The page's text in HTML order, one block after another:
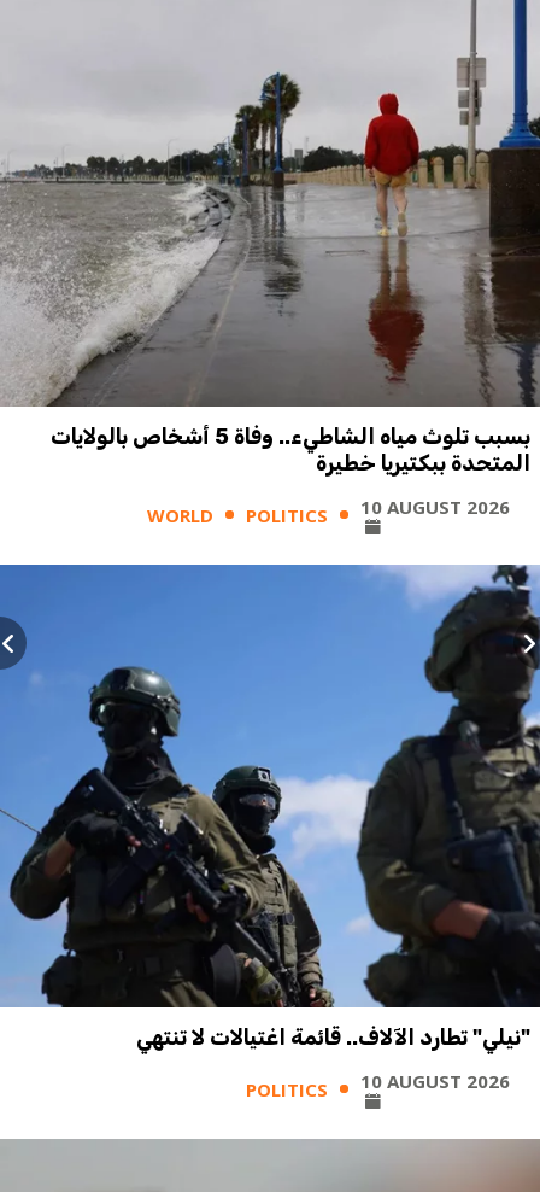
بسبب تلوث مياه الشاطيء.. وفاة 5 أشخاص بالولايات
المتحدة ببكتيريا خطيرة
WORLD POLITICS 10 AUGUST 2026
"نيلي" تطارد الآلاف.. قائمة اغتيالات لا تنتهي
POLITICS 10 AUGUST 2026